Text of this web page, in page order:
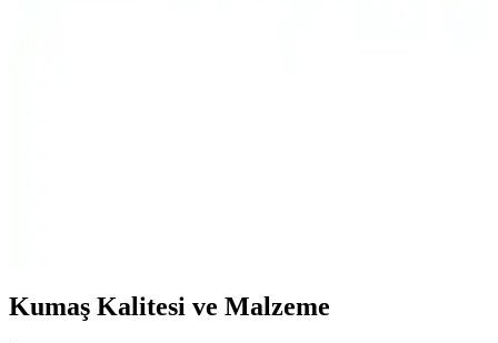
Kumaş Kalitesi ve Malzeme